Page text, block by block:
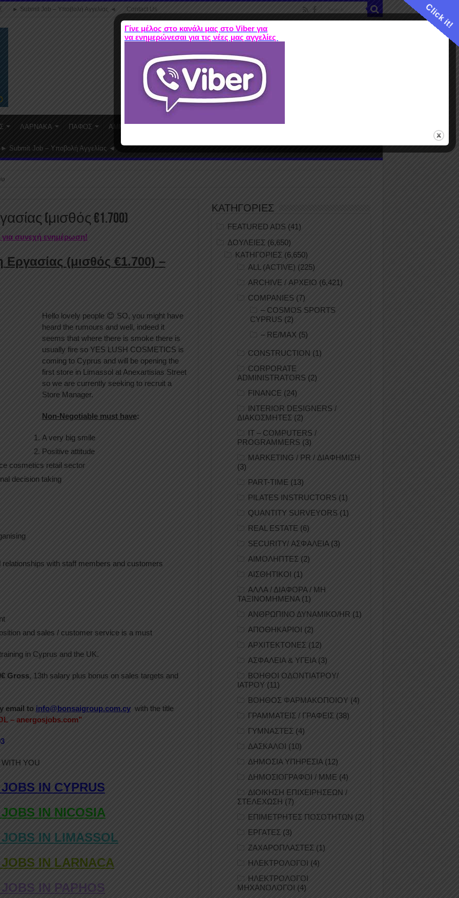
► Submit Job – Υποβολή Αγγελίας ◄ Contact Us
ΛΑΡΝΑΚΑ ΠΑΦΟΣ ΑΜΜΟΧΩΣΤΟΣ
► Submit Job – Υποβολή Αγγελίας ◄
(μισθός €1.700)
για συνεχή ενημέρωση!
(μισθός €1.700) –
Hello lovely people 😊 SO, you might have
heard the rumours and well, indeed it
seems that where there is smoke there is
usually fire so YES LUSH COSMETICS is
coming to Cyprus and will be opening the
first store in Limassol at Anexartisias Street
so we are currently seeking to recruit a
Store Manager.
Non-Negotiable must have:
A very big smile
Positive attitude
cosmetics retail sector
decision taking
with staff members and customers
and sales / customer service is a must
in Cyprus and the UK.
Gross, 13th salary plus bonus on sales targets and
email to info@bonsaigroup.com.cy with the title
– anergosjobs.com”
YOU
IN CYPRUS
IN NICOSIA
IN LIMASSOL
IN LARNACA
IN PAPHOS
ΚΑΤΗΓΟΡΙΕΣ
FEATURED ADS (41)
ΔΟΥΛΕΙΕΣ (6,650)
ΚΑΤΗΓΟΡΙΕΣ (6,650)
ALL (ACTIVE) (225)
ARCHIVE / ΑΡΧΕΙΟ (6,421)
COMPANIES (7)
– COSMOS SPORTS
CYPRUS (2)
– RE/MAX (5)
CONSTRUCTION (1)
CORPORATE
ADMINISTRATORS (2)
FINANCE (24)
INTERIOR DESIGNERS /
ΔΙΑΚΟΣΜΗΤΕΣ (2)
IT – COMPUTERS /
PROGRAMMERS (3)
MARKETING / PR / ΔΙΑΦΗΜΙΣΗ
(3)
PART-TIME (13)
PILATES INSTRUCTORS (1)
QUANTITY SURVEYORS (1)
REAL ESTATE (6)
SECURITY/ ΑΣΦΑΛΕΙΑ(3)
ΑΙΜΟΛΗΠΤΕΣ (2)
ΑΙΣΘΗΤΙΚΟΙ (1)
ΑΛΛΑ / ΔΙΑΦΟΡΑ / ΜΗ
ΤΑΞΙΝΟΜΗΜΕΝΑ(1)
ΑΝΘΡΩΠΙΝΟ ΔΥΝΑΜΙΚΟ/HR (1)
ΑΠΟΘΗΚΑΡΙΟΙ (2)
ΑΡΧΙΤΕΚΤΟΝΕΣ (12)
ΑΣΦΑΛΕΙΑ & ΥΓΕΙΑ (3)
ΒΟΗΘΟΙ ΟΔΟΝΤΙΑΤΡΟΥ/
ΙΑΤΡΟΥ(11)
ΒΟΗΘΟΣ ΦΑΡΜΑΚΟΠΟΙΟΥ (4)
ΓΡΑΜΜΑΤΕΙΣ / ΓΡΑΦΕΙΣ (38)
ΓΥΜΝΑΣΤΕΣ (4)
ΔΑΣΚΑΛΟΙ (10)
ΔΗΜΟΣΙΑ ΥΠΗΡΕΣΙΑ (12)
ΔΗΜΟΣΙΟΓΡΑΦΟΙ / ΜΜΕ (4)
ΔΙΟΙΚΗΣΗ ΕΠΙΧΕΙΡΗΣΕΩΝ /
ΣΤΕΛΕΧΩΣΗ (7)
ΕΠΙΜΕΤΡΗΤΕΣ ΠΟΣΟΤΗΤΩΝ (2)
ΕΡΓΑΤΕΣ (3)
ΖΑΧΑΡΟΠΛΑΣΤΕΣ (1)
ΗΛΕΚΤΡΟΛΟΓΟΙ (4)
ΗΛΕΚΤΡΟΛΟΓΟΙ
ΜΗΧΑΝΟΛΟΓΟΙ (4)
Click it!
Γίνε μέλος στο κανάλι μας στο Viber για
να ενημερώνεσαι για τις νέες μας αγγελίες